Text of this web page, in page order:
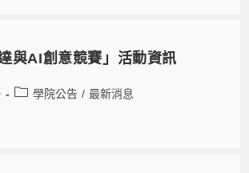
與AI創意競賽」活動資訊
學院公告 / 最新消息